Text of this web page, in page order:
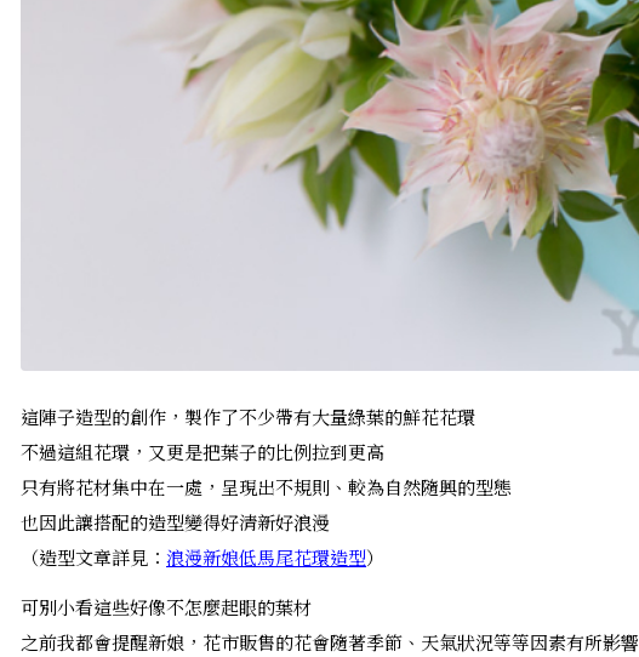
這陣子造型的創作，製作了不少帶有大量綠葉的鮮花花環
不過這組花環，又更是把葉子的比例拉到更高
只有將花材集中在一處，呈現出不規則、較為自然隨興的型態
也因此讓搭配的造型變得好清新好浪漫
（造型文章詳見： 浪漫新娘低馬尾花環造型）
可別小看這些好像不怎麼起眼的葉材
之前我都會提醒新娘，花市販售的花會隨著季節、天氣狀況等等因素有所影響